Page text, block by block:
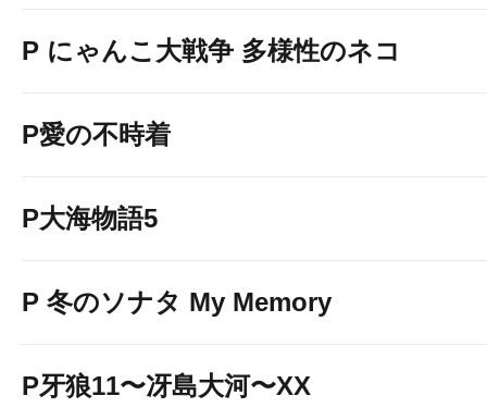
P にゃんこ大戦争 多様性のネコ
P愛の不時着
P大海物語5
P 冬のソナタ My Memory
P牙狼11〜冴島大河〜XX